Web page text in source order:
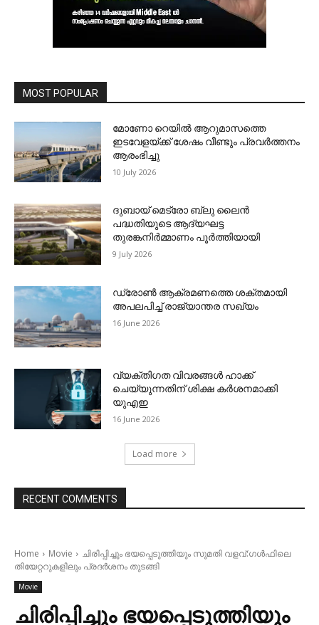
MOST POPULAR
മോണോ റെയില്‍ ആറുമാസത്തെ
ഇടവേളയ്ക്ക് ശേഷം വീണ്ടും പ്രവര്‍ത്തനം
ആരംഭിച്ചു
10 July 2026
ദുബായ് മെട്രോ ബ്ലു ലൈന്‍
പദ്ധതിയുടെ ആദ്യഘട്ട
തുരങ്കനിര്‍മ്മാണം പൂര്‍ത്തിയായി
9 July 2026
ഡ്രോണ്‍ ആക്രമണത്തെ ശക്തമായി
അപലപിച്ച് രാജ്യാന്തര സഖ്യം
16 June 2026
വ്യക്തിഗത വിവരങ്ങള്‍ ഹാക്ക്
ചെയ്യുന്നതിന് ശിക്ഷ കര്‍ശനമാക്കി
യുഎഇ
16 June 2026
Load more
RECENT COMMENTS